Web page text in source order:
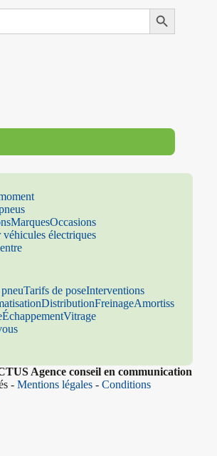
Search Button
MarquesOccasions
électriques
Tarifs de poseInterventions
DistributionFreinageAmortiss
ÉchappementVitrage
Agence conseil en communication
- Mentions légales - Conditions